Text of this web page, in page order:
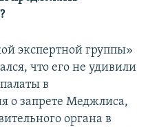
экспертной группы»
что его не удивили
в
о запрете Меджлиса,
органа в